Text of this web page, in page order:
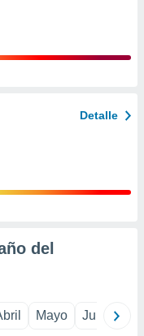
Detalle
del
Mayo Junio